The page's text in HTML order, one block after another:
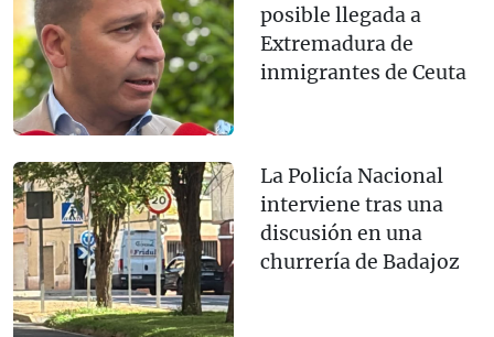
posible llegada a
Extremadura de
inmigrantes de Ceuta
La Policía Nacional
interviene tras una
discusión en una
churrería de Badajoz